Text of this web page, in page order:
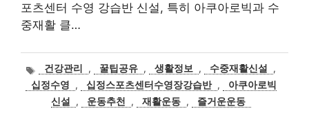
포츠센터 수영 강습반 신설, 특히 아쿠아로빅과 수
중재활 클…
태
그
건강관리 , 꿀팁공유 , 생활정보 , 수중재활신설
,
십정수영
, 십정스포츠센터수영장강습반 ,
아쿠아로빅
신설
, 운동추천 , 재활운동 , 즐거운운동